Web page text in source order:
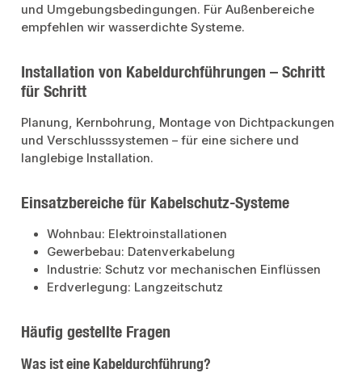
und Umgebungsbedingungen. Für Außenbereiche
empfehlen wir wasserdichte Systeme.
Installation von Kabeldurchführungen – Schritt
für Schritt
Planung, Kernbohrung, Montage von Dichtpackungen
und Verschlusssystemen – für eine sichere und
langlebige Installation.
Einsatzbereiche für Kabelschutz-Systeme
Wohnbau: Elektroinstallationen
Gewerbebau: Datenverkabelung
Industrie: Schutz vor mechanischen Einflüssen
Erdverlegung: Langzeitschutz
Häufig gestellte Fragen
Was ist eine Kabeldurchführung?